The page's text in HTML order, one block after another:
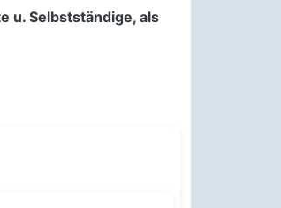
u. Selbstständige, als